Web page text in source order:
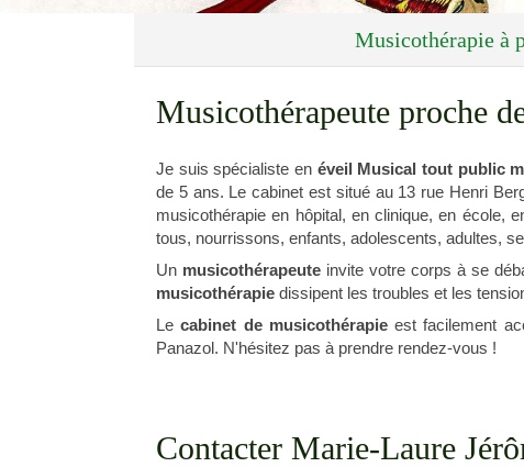
Musicothérapie à
Musicothérapeute proche
Je suis spécialiste en éveil Musical tout public
de 5 ans. Le cabinet est situé au 13 rue Henri
musicothérapie en hôpital, en clinique, en école,
tous, nourrissons, enfants, adolescents, adultes,
Un musicothérapeute invite votre corps à se
musicothérapie dissipent les troubles et les
Lecabinet de musicothérapieest facilement
Panazol. N'hésitez pas à prendre rendez-vous !
Contacter Marie-Laure